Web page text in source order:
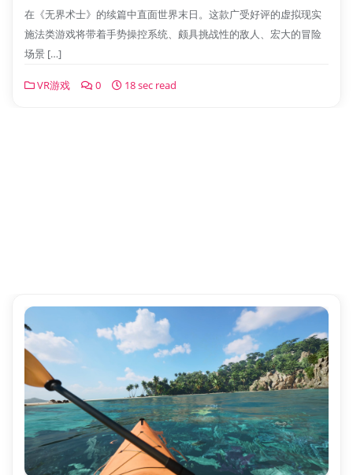
在《无界术士》的续篇中直面世界末日。这款广受好评的虚拟现实
施法类游戏将带着手势操控系统、颇具挑战性的敌人、宏大的冒险
场景 […]
VR游戏 0 18 sec read